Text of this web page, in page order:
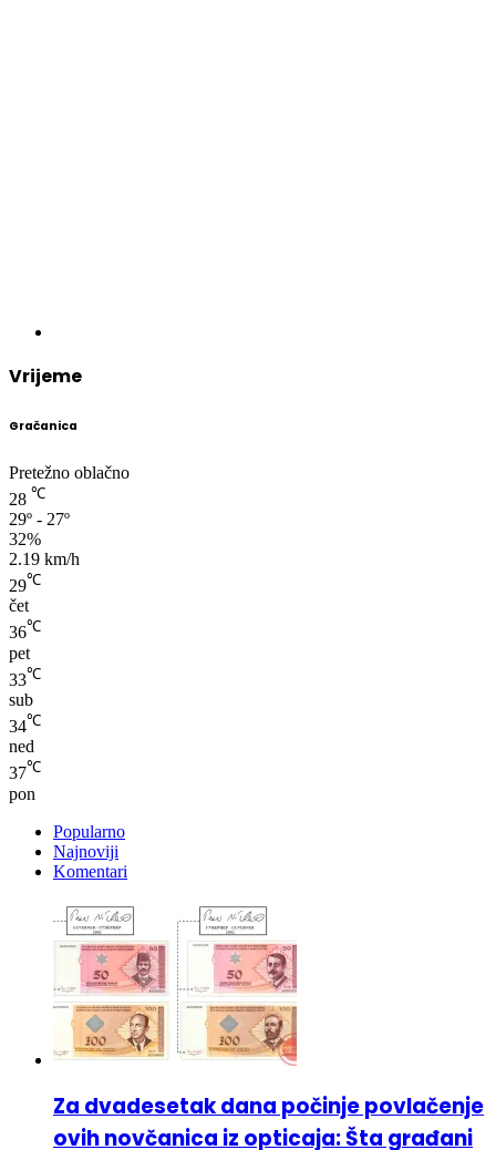
Vrijeme
Gračanica
Pretežno oblačno
29º - 27º
32%
2.19 km/h
29℃
čet
36 ℃
pet
33 ℃
sub
34 ℃
ned
37 ℃
pon
Komentari
Za dvadesetak dana počinje povlačenje
ovih novčanica iz opticaja: Šta građani
trebaju uraditi?